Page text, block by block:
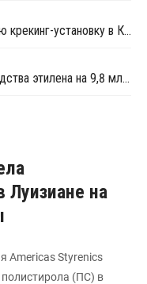
Yulong Petrochemical запустила новую крекинг-установку в Китае
КНР введет в эксплуатацию производства этилена на 9,8 млн тонн в 2025 году
Луизиане на
Americas Styrenics
(ПС) в